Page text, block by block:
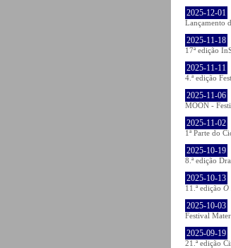
2025-12-01
Lançamento
2025-11-18
17ª edição
2025-11-11
4.ª edição
2025-11-06
MOON -
2025-11-02
1ª Parte do
2025-10-19
8.ª edição
2025-10-13
11.ª edição O
2025-10-03
Festival
2025-09-19
21.ª edição